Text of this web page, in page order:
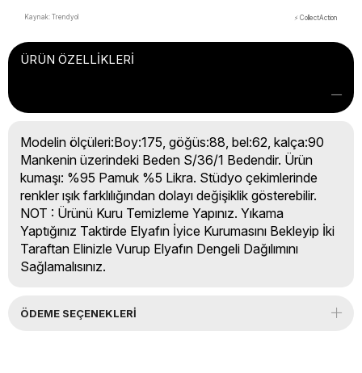
Kaynak: Trendyol ⚡ CollectAction
ÜRÜN ÖZELLIKLERI
Modelin ölçüleri:Boy:175, göğüs:88, bel:62, kalça:90
Mankenin üzerindeki Beden S/36/1 Bedendir. Ürün
kumaşı: %95 Pamuk %5 Likra. Stüdyo çekimlerinde
renkler ışık farklılığından dolayı değişiklik gösterebilir.
NOT : Ürünü Kuru Temizleme Yapınız. Yıkama
Yaptığınız Taktirde Elyafın İyice Kurumasını Bekleyip İki
Taraftan Elinizle Vurup Elyafın Dengeli Dağılımını
Sağlamalısınız.
ÖDEME SEÇENEKLERI